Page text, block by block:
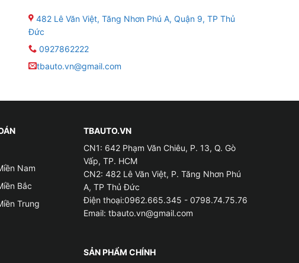
482 Lê Văn Việt, Tăng Nhơn Phú A, Quận 9, TP Thủ
Đức
0927862222
tbauto.vn@gmail.com
Nam
Bắc
Trung
TBAUTO.VN
CN1: 642 Phạm Văn Chiêu, P. 13, Q. Gò
Vấp, TP. HCM
CN2: 482 Lê Văn Việt, P. Tăng Nhơn Phú
A, TP Thủ Đức
Điện thoại:0962.665.345 - 0798.74.75.76
Email: tbauto.vn@gmail.com
SẢN PHẨM CHÍNH